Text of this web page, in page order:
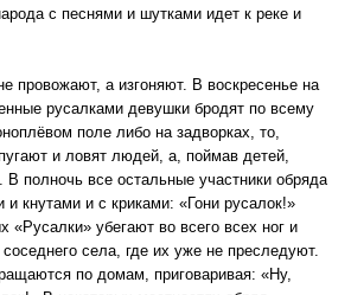
с песнями и шутками идет к реке и
провожают, а изгоняют. В воскресенье на
русалками девушки бродят по всему
поле либо на задворках, то,
и ловят людей, а, поймав детей,
В полночь все остальные участники обряда
кнутами и с криками: «Гони русалок!»
«Русалки» убегают во всего всех ног и
села, где их уже не преследуют.
по домам, приговаривая: «Ну,